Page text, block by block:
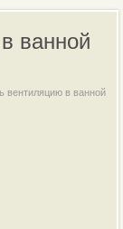
ванной
вентиляцию в ванной